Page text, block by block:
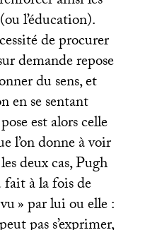
l’éducation).
de procurer
demande repose
du sens, et
en se sentant
est alors celle
l’on donne à voir
deux cas, Pugh
à la fois de
vu» par lui ou elle :